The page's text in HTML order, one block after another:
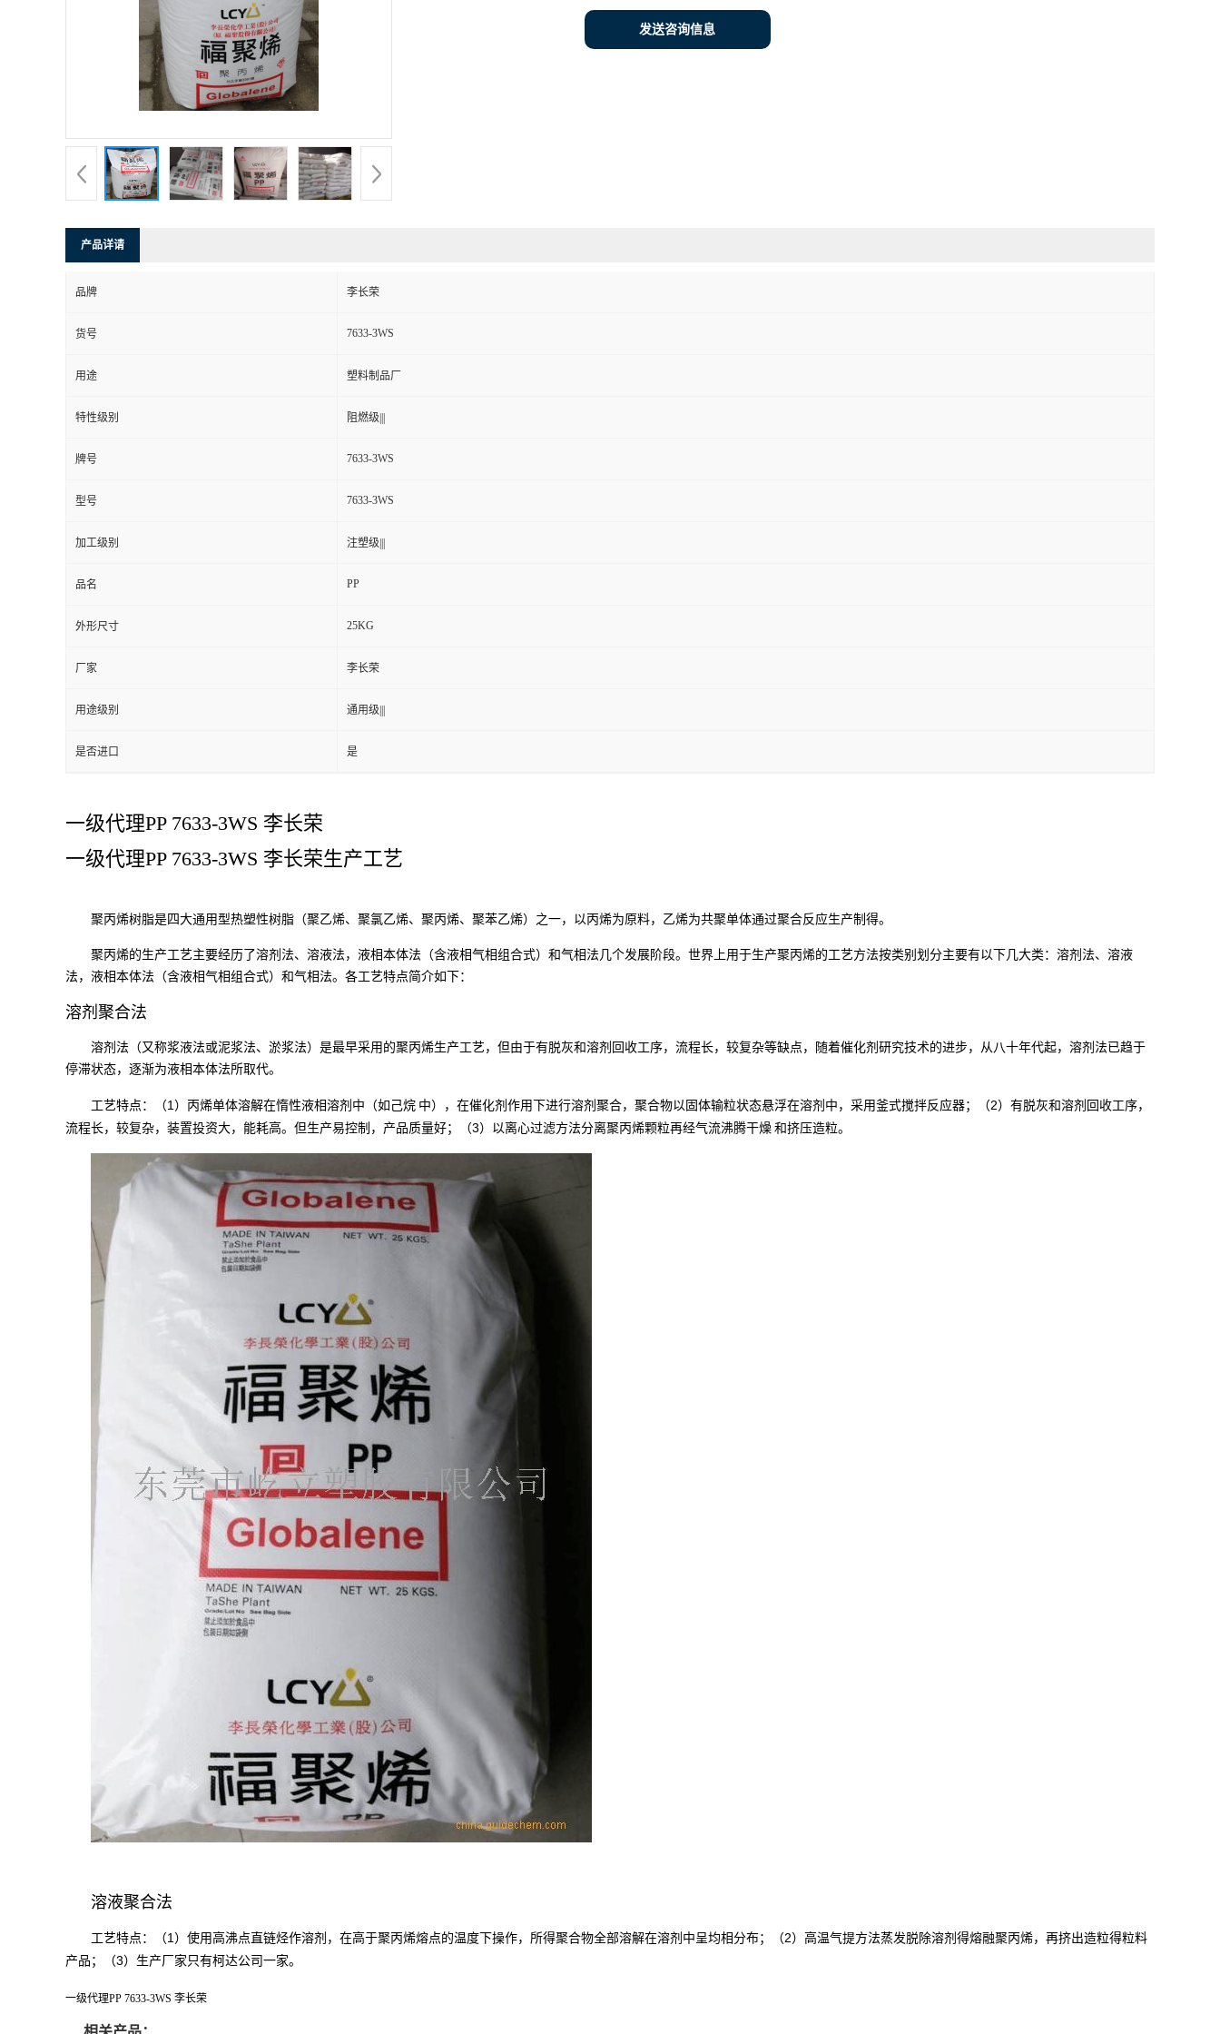
发送咨询信息
产品详请
品牌 李长荣
货号 7633-3WS
用途 塑料制品厂
特性级别 阻燃级|||
牌号 7633-3WS
型号 7633-3WS
加工级别 注塑级|||
品名 PP
外形尺寸 25KG
厂家 李长荣
用途级别 通用级|||
是否进口 是
一级代理PP 7633-3WS 李长荣
一级代理PP 7633-3WS 李长荣生产工艺
聚丙烯树脂是四大通用型热塑性树脂（聚乙烯、聚氯乙烯、聚丙烯、聚苯乙烯）之一，以丙烯为原料，乙烯为共聚单体通过聚合反应生产制得。
聚丙烯的生产工艺主要经历了溶剂法、溶液法，液相本体法（含液相气相组合式）和气相法几个发展阶段。世界上用于生产聚丙烯的工艺方法按类别划分主要有以下几大类：溶剂法、溶液
法，液相本体法（含液相气相组合式）和气相法。各工艺特点简介如下：
溶剂聚合法
溶剂法（又称浆液法或泥浆法、淤浆法）是最早采用的聚丙烯生产工艺，但由于有脱灰和溶剂回收工序，流程长，较复杂等缺点，随着催化剂研究技术的进步，从八十年代起，溶剂法已趋于
停滞状态，逐渐为液相本体法所取代。
工艺特点：（1 ）丙烯单体溶解在惰性液相溶剂中（如 己烷 中），在催化剂作用下进行溶剂聚合，聚合物以固体输粒状态悬浮在溶剂中，采用釜式搅拌反应器；（2）有脱灰和溶剂回收工序，
流程长，较复杂，装置投资大，能耗高。但生产易控制，产品质量好；（3）以离心过滤方法分离聚丙烯颗粒再经气流沸腾干燥 和挤压造粒。
溶液聚合法
工艺特点：（1 ）使用高沸点直链烃作溶剂，在高于聚丙烯熔点的温度下操作，所得聚合物全部溶解在溶剂中呈均相分布；（2）高温气提方法蒸发脱除溶剂得熔融聚丙烯，再挤出造粒得粒料
产品；（3）生产厂家只有柯达公司一家。
一级代理PP 7633-3WS 李长荣